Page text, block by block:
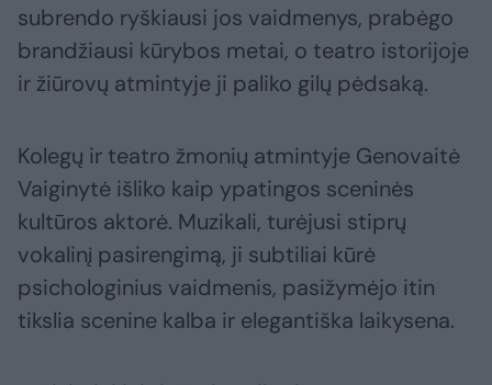
subrendo ryškiausi jos vaidmenys, prabėgo
brandžiausi kūrybos metai, o teatro istorijoje
ir žiūrovų atmintyje ji paliko gilų pėdsaką.
Kolegų ir teatro žmonių atmintyje Genovaitė
Vaiginytė išliko kaip ypatingos sceninės
kultūros aktorė. Muzikali, turėjusi stiprų
vokalinį pasirengimą, ji subtiliai kūrė
psichologinius vaidmenis, pasižymėjo itin
tikslia scenine kalba ir elegantiška laikysena.